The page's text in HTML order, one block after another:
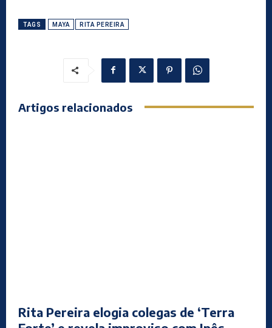
TAGS MAYA RITA PEREIRA
Artigos relacionados
Rita Pereira elogia colegas de ‘Terra